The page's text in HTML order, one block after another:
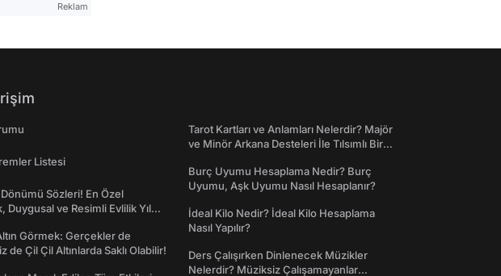
Reklam
Listesi
Dönümü Sözleri! En Özel
Duygusal ve Resimli Evlilik Yıl
Görmek: Gerçekler de
de Çil Çil Altınlarda Saklı Olabilir!
Tarot Kartları ve Anlamları Nelerdir? Majör
ve Minör Arkana Desteleri İle Tılsımlı Bir
Burç Uyumu Hesaplama Nedir? Burç
Uyumu, Aşk Uyumu Nasıl Hesaplanır?
İdeal Kilo Nedir? İdeal Kilo Hesaplama
Nasıl Yapılır?
Ders Çalışırken Dinlenecek Müzikler
Nelerdir? Müziksiz Çalışamayanlar